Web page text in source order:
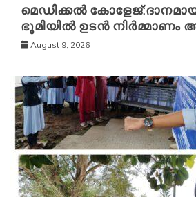
മെഡിക്കൽ
ഭൂമിയിൽ ഉടൻ നിർമ്മാണം
August 9, 2026